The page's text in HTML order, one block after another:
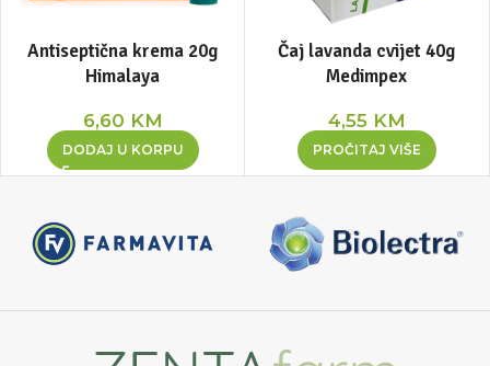
Antiseptična krema 20g
Himalaya
6,60 KM
DODAJ U KORPU
Čaj lavanda cvijet 40g
Medimpex
4,55 KM
PROČITAJ VIŠE